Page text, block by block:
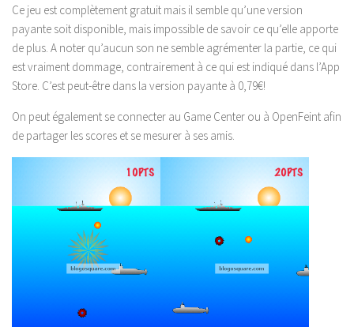
Ce jeu est complètement gratuit mais il semble qu’une version
payante soit disponible, mais impossible de savoir ce qu’elle apporte
de plus. A noter qu’aucun son ne semble agrémenter la partie, ce qui
est vraiment dommage, contrairement à ce qui est indiqué dans l’App
Store. C’est peut-être dans la version payante à 0,79€!
On peut également se connecter au Game Center ou à OpenFeint afin
de partager les scores et se mesurer à ses amis.